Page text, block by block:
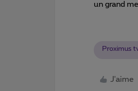
un grand
Proximus
J'aime